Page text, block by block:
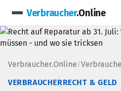
Verbraucher.Online
Verbraucher.Online/
VERBRAUCHERRECHT & GELD